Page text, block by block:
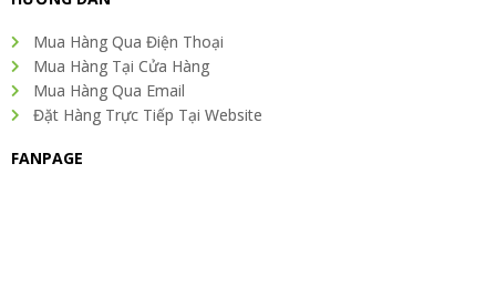
Mua Hàng Qua Điện Thoại
Mua Hàng Tại Cửa Hàng
Mua Hàng Qua Email
Đặt Hàng Trực Tiếp Tại Website
FANPAGE